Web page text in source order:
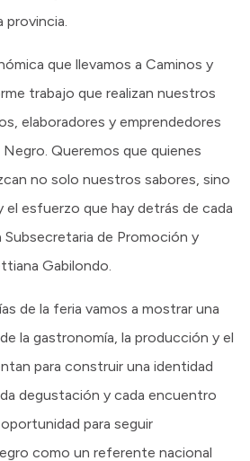
que llevamos a Caminos y
trabajo que realizan nuestros
elaboradores y emprendedores
Queremos que quienes
no solo nuestros sabores, sino
el esfuerzo que hay detrás de cada
de Promoción y
Gabilondo.
de la feria vamos a mostrar una
la gastronomía, la producción y el
para construir una identidad
degustación y cada encuentro
para seguir
como un referente nacional